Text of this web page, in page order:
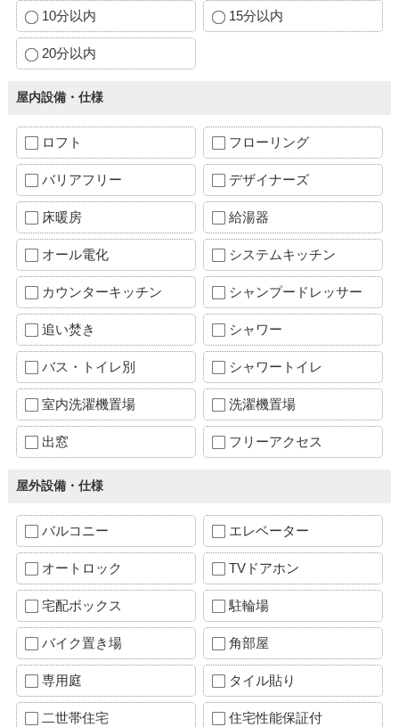
10分以内 15分以内
20分以内
屋内設備・仕様
ロフト フローリング
バリアフリー デザイナーズ
床暖房 給湯器
オール電化 システムキッチン
カウンターキッチン シャンプードレッサー
追い焚き シャワー
バス・トイレ別 シャワートイレ
室内洗濯機置場 洗濯機置場
出窓 フリーアクセス
屋外設備・仕様
バルコニー エレベーター
オートロック TVドアホン
宅配ボックス 駐輪場
バイク置き場 角部屋
専用庭 タイル貼り
二世帯住宅 住宅性能保証付